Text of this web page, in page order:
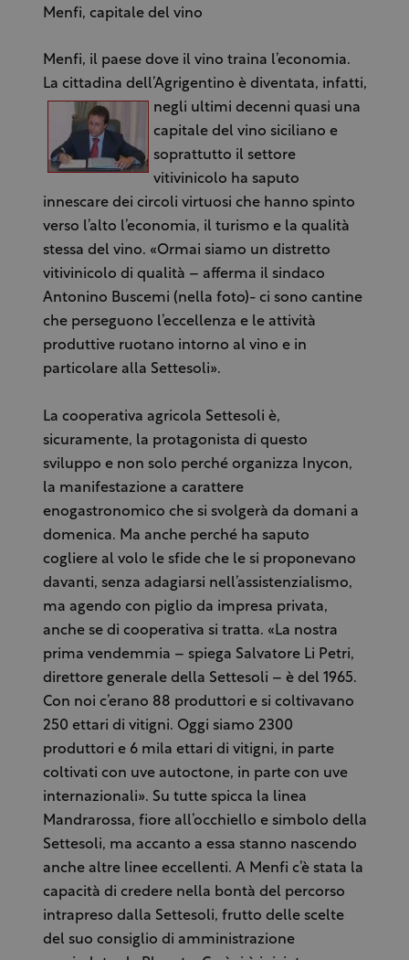
Menfi, capitale del vino
Menfi, il paese dove il vino traina l’economia.
La cittadina dell’Agrigentino è diventata, infatti,
negli ultimi decenni quasi una
capitale del vino siciliano e
soprattutto il settore
vitivinicolo ha saputo
innescare dei circoli virtuosi che hanno spinto
verso l’alto l’economia, il turismo e la qualità
stessa del vino. «Ormai siamo un distretto
vitivinicolo di qualità – afferma il sindaco
Antonino Buscemi (nella foto)- ci sono cantine
che perseguono l’eccellenza e le attività
produttive ruotano intorno al vino e in
particolare alla Settesoli».
La cooperativa agricola Settesoli è,
sicuramente, la protagonista di questo
sviluppo e non solo perché organizza Inycon,
la manifestazione a carattere
enogastronomico che si svolgerà da domani a
domenica. Ma anche perché ha saputo
cogliere al volo le sfide che le si proponevano
davanti, senza adagiarsi nell’assistenzialismo,
ma agendo con piglio da impresa privata,
anche se di cooperativa si tratta. «La nostra
prima vendemmia – spiega Salvatore Li Petri,
direttore generale della Settesoli – è del 1965.
Con noi c’erano 88 produttori e si coltivavano
250 ettari di vitigni. Oggi siamo 2300
produttori e 6 mila ettari di vitigni, in parte
coltivati con uve autoctone, in parte con uve
internazionali». Su tutte spicca la linea
Mandrarossa, fiore all’occhiello e simbolo della
Settesoli, ma accanto a essa stanno nascendo
anche altre linee eccellenti. A Menfi c’è stata la
capacità di credere nella bontà del percorso
intrapreso dalla Settesoli, frutto delle scelte
del suo consiglio di amministrazione